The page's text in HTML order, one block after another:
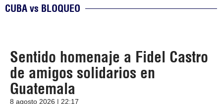
CUBA vs BLOQUEO
Sentido homenaje a Fidel Castro
de amigos solidarios en
Guatemala
8 agosto 2026 | 22:17